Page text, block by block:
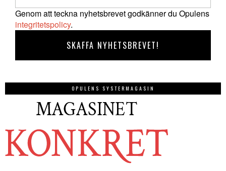
Genom att teckna nyhetsbrevet godkänner du Opulens
integritetspolicy.
OPULENS SYSTERMAGASIN